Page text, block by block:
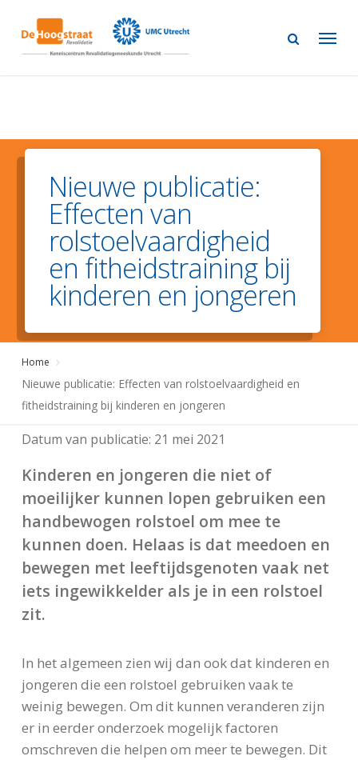
main
Nieuwe publicatie:
Effecten van
rolstoelvaardigheid
en fitheidstraining bij
kinderen en jongeren
Home
Nieuwe publicatie: Effecten van rolstoelvaardigheid en
fitheidstraining bij kinderen en jongeren
Datum van publicatie: 21 mei 2021
Kinderen en jongeren die niet of
moeilijker kunnen lopen gebruiken een
handbewogen rolstoel om mee te
kunnen doen. Helaas is dat meedoen en
bewegen met leeftijdsgenoten vaak net
iets ingewikkelder als je in een rolstoel
zit.
In het algemeen zien wij dan ook dat kinderen en
jongeren die een rolstoel gebruiken vaak te
weinig bewegen. Om dit kunnen veranderen zijn
er in eerder onderzoek mogelijk factoren
omschreven die helpen om meer te bewegen. Dit